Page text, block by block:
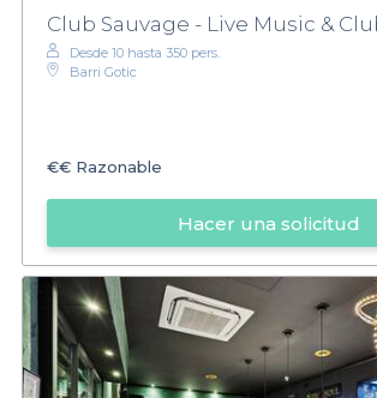
Club Sauvage - Live Music &
Desde 10 hasta 350 pers.
Barri Gotic
€€ Razonable
Hacer una solicitud